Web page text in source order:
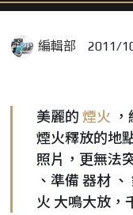
編輯部 2011/
美麗的 煙火
煙火釋放的地
照片，更無法
、準備 器材
火 大鳴大放，